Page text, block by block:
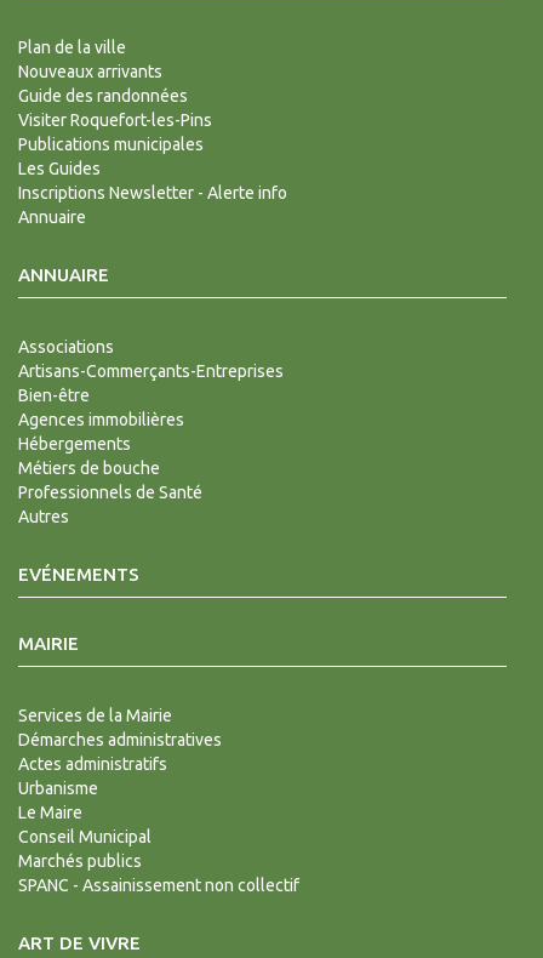
Plan de la ville
Nouveaux arrivants
Guide des randonnées
Visiter Roquefort-les-Pins
Publications municipales
Les Guides
Inscriptions Newsletter - Alerte info
Annuaire
ANNUAIRE
Associations
Artisans-Commerçants-Entreprises
Bien-être
Agences immobilières
Hébergements
Métiers de bouche
Professionnels de Santé
Autres
EVÉNEMENTS
MAIRIE
Services de la Mairie
Démarches administratives
Actes administratifs
Urbanisme
Le Maire
Conseil Municipal
Marchés publics
SPANC - Assainissement non collectif
ART DE VIVRE